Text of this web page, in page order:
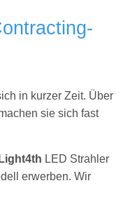
in kurzer Zeit. Über
sie sich fast
Light4th LED Strahler
erwerben. Wir